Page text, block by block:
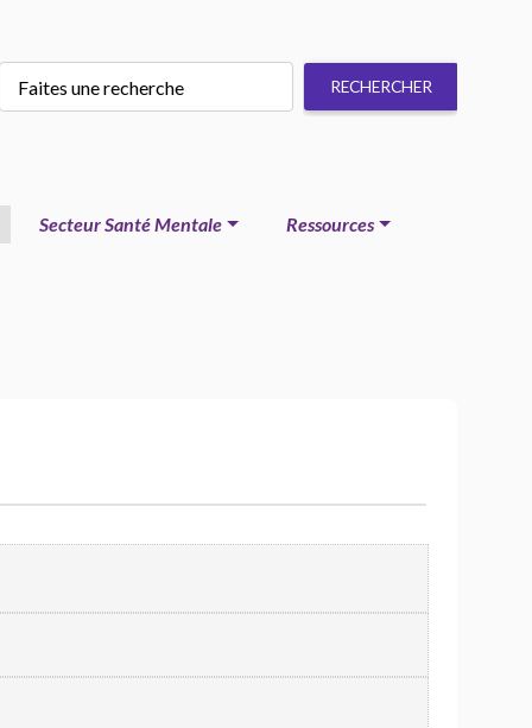
Secteur Santé Mentale
Ressources